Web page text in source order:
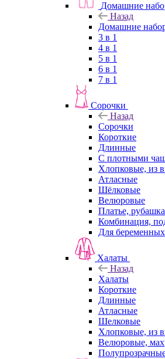
Домашние
Назад
Домашние
3 в 1
4 в 1
5 в 1
6 в 1
7 в 1
Сорочки
Назад
Сорочки
Короткие
Длинные
С плотными
Хлопковые, из
Атласные
Шёлковые
Велюровые
Платье, рубашка
Комбинация,
Для
Халаты
Назад
Халаты
Короткие
Длинные
Атласные
Шелковые
Хлопковые, из
Велюровые,